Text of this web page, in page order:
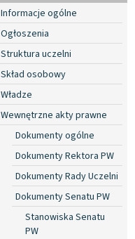
Informacje ogólne
Ogłoszenia
Struktura uczelni
Skład osobowy
Władze
Wewnętrzne akty prawne
Dokumenty ogólne
Dokumenty Rektora PW
Dokumenty Rady Uczelni
Dokumenty Senatu PW
Stanowiska Senatu
PW